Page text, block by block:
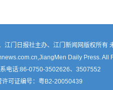
江门日报社主办、江门新闻网版权所有
Daily Press. All
电话:86-0750-3502626、3507552
可证编号： 粤B2-20050439